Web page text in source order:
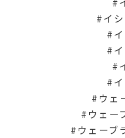
イ
ウェ
ウェー
ウェーブ